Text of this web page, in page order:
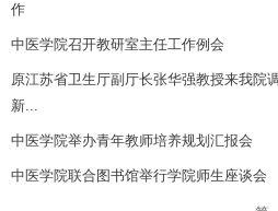
作
中医学院召开教研室主任工作例会
原江苏省卫生厅副厅长张华强教授来我院
新...
中医学院举办青年教师培养规划汇报会
中医学院联合图书馆举行学院师生座谈会